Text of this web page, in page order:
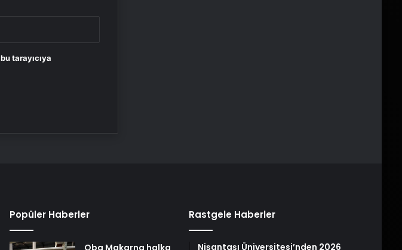
tarayıcıya
Popüler Haberler
Oba Makarna halka
Rastgele Haberler
Nişantaşı Üniversitesi’nden 2026